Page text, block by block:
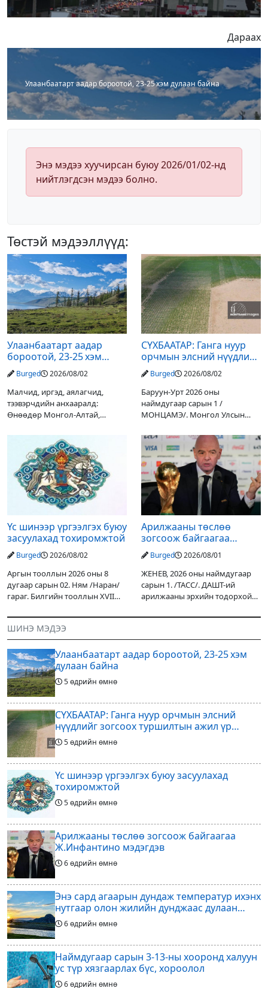
Дараах
Улаанбаатарт аадар бороотой, 23-25 хэм дулаан байна
Энэ мэдээ хуучирсан буюу 2026/01/02-нд
нийтлэгдсэн мэдээ болно.
Төстэй мэдээллүүд:
Улаанбаатарт аадар
бороотой, 23-25 хэм
дулаан байна
Burged 2026/08/02
Малчид, иргэд, аялагчид,
тээвэрчдийн анхааралд:
Өнөөдөр Монгол-Алтай,
уулархаг нутгаар бороо, дуу
цахилгаантай аадар бороо
орох тул голуудын усны
түвшин нэмэгдэх, нөөлөг
СҮХБААТАР: Ганга нуур
орчмын элсний нүүдлийг
зогсоох туршилтын ажил
үр дүнгээ өгч эхэлжээ
Burged 2026/08/02
Баруун-Урт 2026 оны
наймдугаар сарын 1 /
МОНЦАМЭ/. Монгол Улсын
Дарьгангын Ганга нуурыг
сэргээн, хамгаалах төслийг
улсын төсвийн хөрөнгө
оруулалтаар хийж буй.
Төслийн
Үс шинээр үргээлгэх буюу
засуулахад тохиромжтой
Burged 2026/08/02
Аргын тооллын 2026 оны 8
дугаар сарын 02. Ням /Наран/
гараг. Билгийн тооллын XVII
гал Морин жилийн Зуны адаг
хөхөгчин хонь сарын шинийн
19, Адъяа /Асралт/
Арилжааны төслөө
зогсоож байгаагаа
Ж.Инфантино мэдэгдэв
Burged 2026/08/01
ЖЕНЕВ, 2026 оны наймдугаар
сарын 1. /ТАСС/. ДАШТ-ий
арилжааны эрхийн тодорхой
оруулагчдад худалдах
шийдвэрлэснээ ФИФА-гийн
ерөнхийлөгч Жанни
ШИНЭ МЭДЭЭ
Улаанбаатарт аадар бороотой, 23-25 хэм
дулаан байна
5 өдрийн өмнө
СҮХБААТАР: Ганга нуур орчмын элсний
нүүдлийг зогсоох туршилтын ажил үр
дүнгээ өгч эхэлжээ
5 өдрийн өмнө
Үс шинээр үргээлгэх буюу засуулахад
тохиромжтой
5 өдрийн өмнө
Арилжааны төслөө зогсоож байгаагаа
Ж.Инфантино мэдэгдэв
6 өдрийн өмнө
Энэ сард агаарын дундаж температур ихэнх
нутгаар олон жилийн дунджаас дулаан
байна
6 өдрийн өмнө
Наймдугаар сарын 3-13-ны хооронд халуун
ус түр хязгаарлах бүс, хороолол
6 өдрийн өмнө